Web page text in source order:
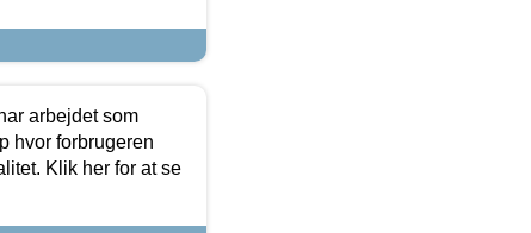
arbejdet som
hvor forbrugeren
Klik her for at se